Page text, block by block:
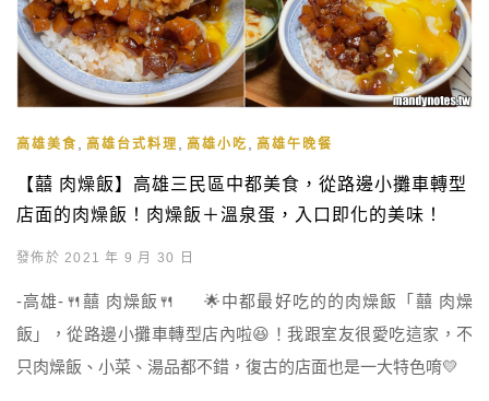
高雄美食 , 高雄台式料理 , 高雄小吃 , 高雄午晚餐
【囍 肉燥飯】高雄三民區中都美食，從路邊小攤車轉型
店面的肉燥飯！肉燥飯＋溫泉蛋，入口即化的美味！
發佈於 2021 年 9 月 30 日
-高雄-🍴囍 肉燥飯🍴 🌟中都最好吃的的肉燥飯「囍 肉燥
飯」，從路邊小攤車轉型店內啦😆！我跟室友很愛吃這家，不
只肉燥飯、小菜、湯品都不錯，復古的店面也是一大特色唷💛